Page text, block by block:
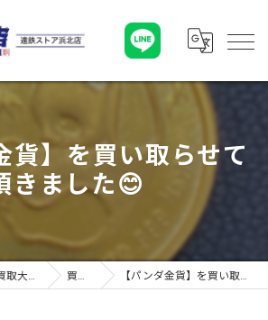
貨】を買い取らせて
きました😊
浜名区の買取なら買取大吉 遠鉄ストア浜北店 買取実績 【パンダ金貨】を買い取らせて頂きました😊